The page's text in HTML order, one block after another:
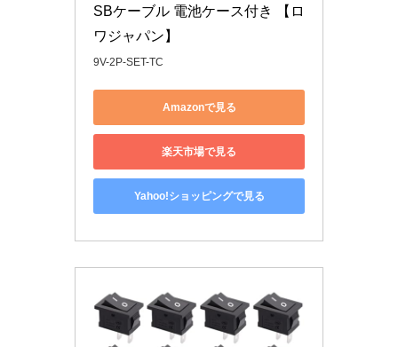
SBケーブル 電池ケース付き 【ロ
ワジャパン】
9V-2P-SET-TC
Amazonで見る
楽天市場で見る
Yahoo!ショッピングで見る